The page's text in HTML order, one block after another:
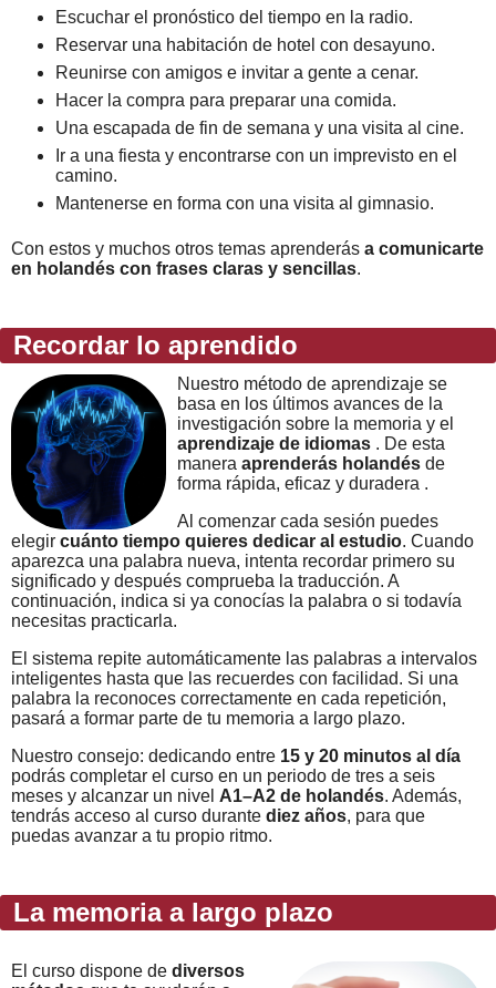
Escuchar el pronóstico del tiempo en la radio.
Reservar una habitación de hotel con desayuno.
Reunirse con amigos e invitar a gente a cenar.
Hacer la compra para preparar una comida.
Una escapada de fin de semana y una visita al cine.
Ir a una fiesta y encontrarse con un imprevisto en el
camino.
Mantenerse en forma con una visita al gimnasio.
Con estos y muchos otros temas aprenderás a comunicarte
en holandés con frases claras y sencillas.
Recordar lo aprendido
Nuestro método de aprendizaje se
basa en los últimos avances de la
investigación sobre la memoria y el
aprendizaje de idiomas . De esta
manera aprenderás holandés de
forma rápida, eficaz y duradera .
Al comenzar cada sesión puedes
elegir cuánto tiempo quieres dedicar al estudio. Cuando
aparezca una palabra nueva, intenta recordar primero su
significado y después comprueba la traducción. A
continuación, indica si ya conocías la palabra o si todavía
necesitas practicarla.
El sistema repite automáticamente las palabras a intervalos
inteligentes hasta que las recuerdes con facilidad. Si una
palabra la reconoces correctamente en cada repetición,
pasará a formar parte de tu memoria a largo plazo.
Nuestro consejo: dedicando entre 15 y 20 minutos al día
podrás completar el curso en un periodo de tres a seis
meses y alcanzar un nivel A1–A2 de holandés. Además,
tendrás acceso al curso durante diez años, para que
puedas avanzar a tu propio ritmo.
La memoria a largo plazo
El curso dispone de diversos